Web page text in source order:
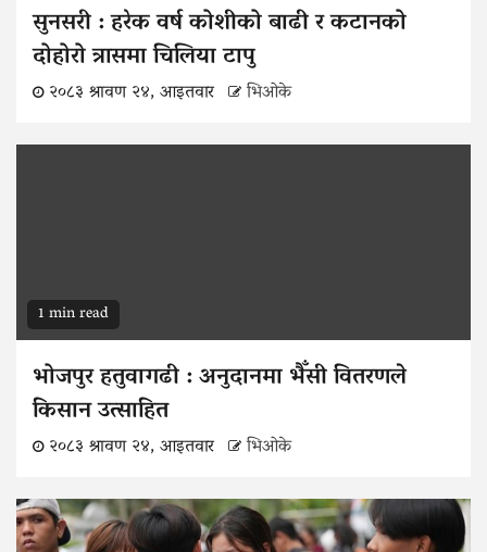
सुनसरी : हरेक वर्ष कोशीको बाढी र कटानको
दोहोरो त्रासमा चिलिया टापु
२०८३ श्रावण २४, आइतवार भिओके
1 min read
भोजपुर हतुवागढी : अनुदानमा भैँसी वितरणले
किसान उत्साहित
२०८३ श्रावण २४, आइतवार भिओके